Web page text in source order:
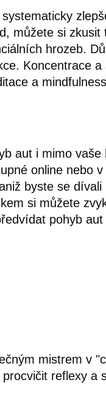
můžete si
hrozeb.
Koncentrace a
a
aut i mimo
online nebo
byste se
si můžete
pohyb
mistrem v
reflexy a